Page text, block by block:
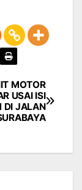
MOTOR
USAI ISI
DI JALAN